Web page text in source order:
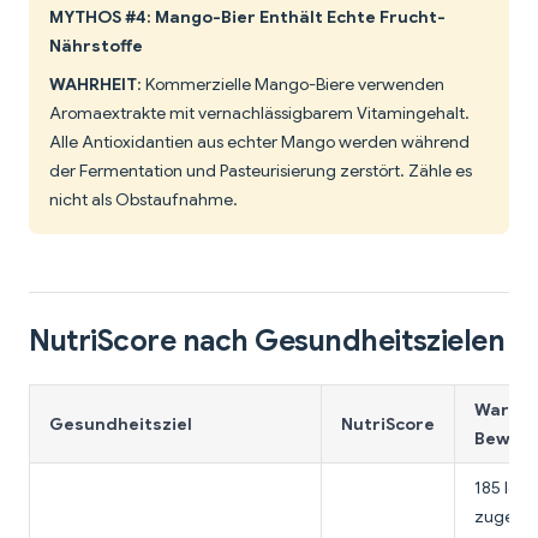
MYTHOS #4: Mango-Bier Enthält Echte Frucht-
Nährstoffe
WAHRHEIT: Kommerzielle Mango-Biere verwenden
Aromaextrakte mit vernachlässigbarem Vitamingehalt.
Alle Antioxidantien aus echter Mango werden während
der Fermentation und Pasteurisierung zerstört. Zähle es
nicht als Obstaufnahme.
NutriScore nach Gesundheitszielen
Gesundheitsziel NutriScore
185